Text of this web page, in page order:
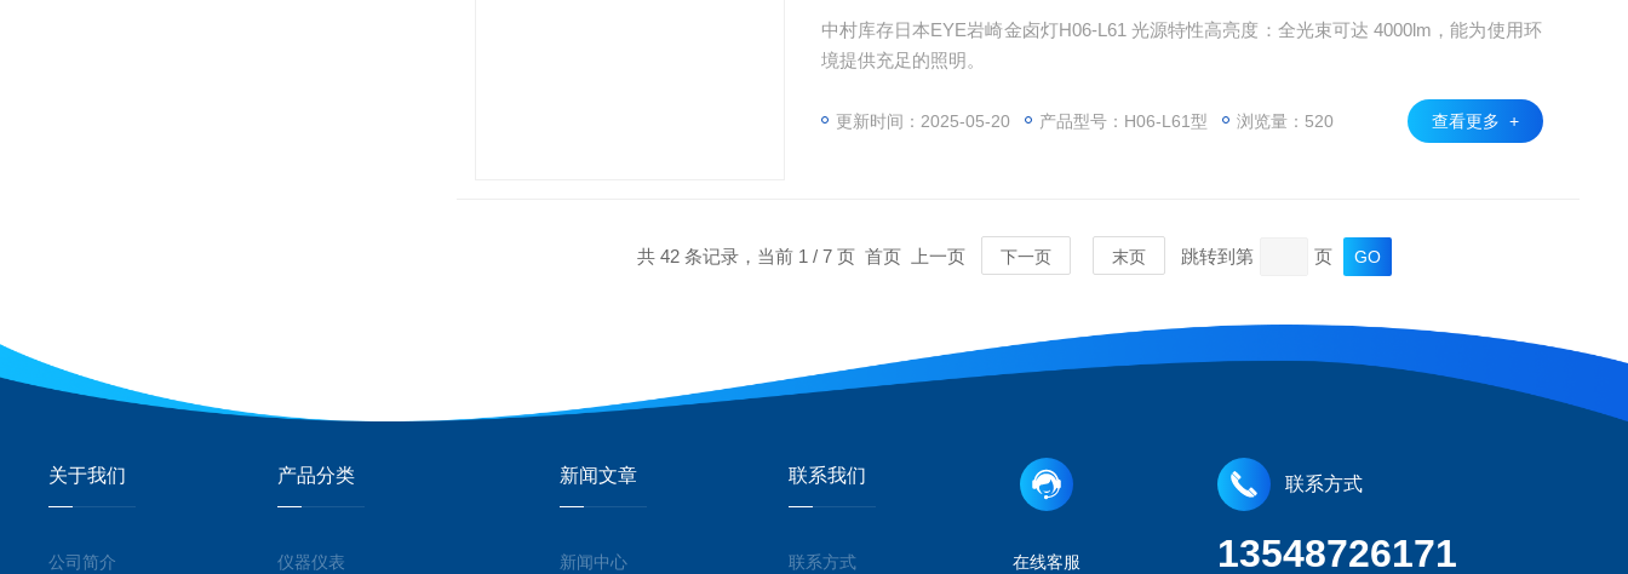
中村库存日本EYE岩崎金卤灯H06-L61 光源特性高亮度：全光束可达 4000lm，能为使用环
境提供充足的照明。
更新时间：2025-05-20 产品型号：H06-L61型 浏览量：520 查看更多 +
共 42 条记录，当前 1 / 7 页 首页 上一页 下一页 末页 跳转到第 页
关于我们
公司简介
产品分类
仪器仪表
新闻文章
新闻中心
联系我们
联系方式 在线客服
联系方式
13548726171